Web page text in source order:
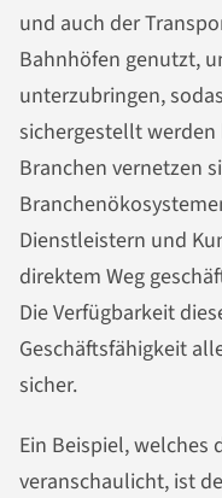
und auch der
Bahnhöfen genutzt,
unterzubringen,
sichergestellt
Branchen vernetzen
Dienstleistern und
direktem Weg
Die Verfügbarkeit
Geschäftsfähigkeit
sicher.
Ein Beispiel, welches
veranschaulicht, ist